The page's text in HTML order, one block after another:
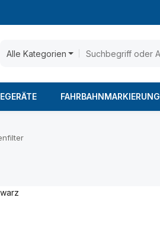
Alle Kategorien
FAHRBAHNMARKIERUNG